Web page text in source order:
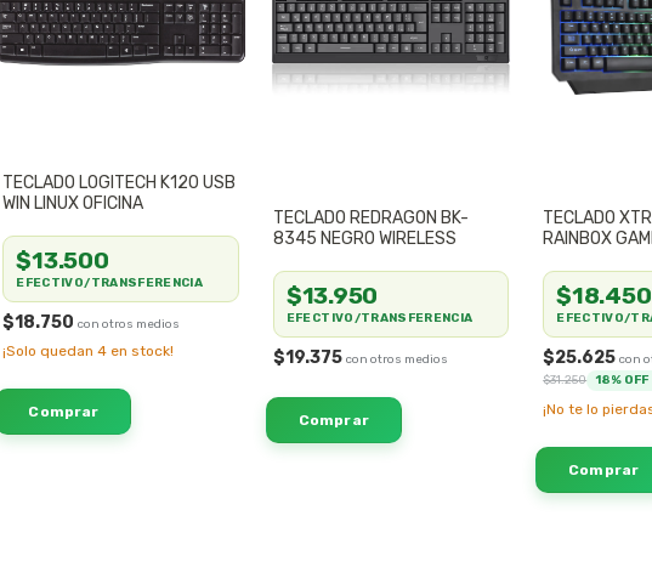
TECLADO LOGITECH K120 USB
WIN LINUX OFICINA
$18.750
$13.500
EFECTIVO/TRANSFERENCIA
¡Solo quedan4 en stock!
TECLADO REDRAGON BK-
8345 NEGRO WIRELESS
$19.375
$13.950
EFECTIVO/TRANSFERENCIA
TECLADO
RAINBOX
$25.625
$31.250 18% OFF
$18.450
EFECTIVO/
¡No te lo